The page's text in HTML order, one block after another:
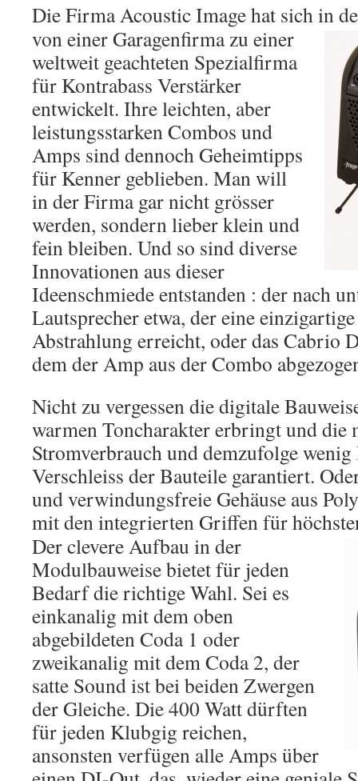
Die Firma Acoustic Image hat sich in
von einer Garagenfirma zu einer
weltweit geachteten Spezialfirma
für Kontrabass Verstärker
entwickelt. Ihre leichten, aber
leistungsstarken Combos und
Amps sind dennoch Geheimtipps
für Kenner geblieben. Man will
in der Firma gar nicht grösser
werden, sondern lieber klein und
fein bleiben. Und so sind diverse
Innovationen aus dieser
Ideenschmiede entstanden : der nach
Lautsprecher etwa, der eine
Abstrahlung erreicht, oder das Cabrio
dem der Amp aus der Combo
Nicht zu vergessen die digitale
warmen Toncharakter erbringt und die
Stromverbrauch und demzufolge
Verschleiss der Bauteile garantiert.
und verwindungsfreie Gehäuse aus
mit den integrierten Griffen für
Der clevere Aufbau in der
Modulbauweise bietet für jeden
Bedarf die richtige Wahl. Sei es
einkanalig mit dem oben
abgebildeten Coda 1 oder
zweikanalig mit dem Coda 2, der
satte Sound ist bei beiden Zwergen
der Gleiche. Die 400 Watt dürften
für jeden Klubgig reichen,
ansonsten verfügen alle Amps über